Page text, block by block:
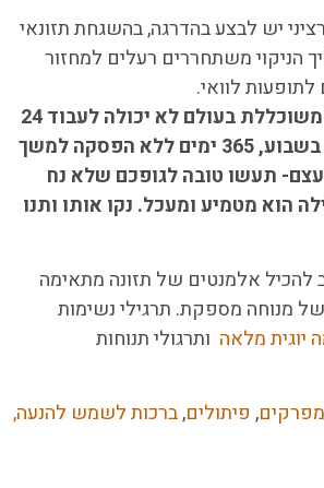
רציני יש לבצע בהדרגה, בהשגחת תזונאי
הניקוי משתחררים רעלים למחזור
לוואי.
אפילו המכונה הכי משוכללת בעולם לא יכולה לעבוד 24
שעות, שבעה ימים בשבוע, 365 ימים ללא הפסקה למשך
תעשו טובה לגופכם שלא נח
הוא מטמיע ומעכל. נקו אותו ותנו
להכיל אלמנטים של תזונה מתאימה
מנוחה מספקת. תרגילי נשימות
יוגית מלאה ותרגולי תנוחות
, פיתולים,ברכות לשמש להנעה,